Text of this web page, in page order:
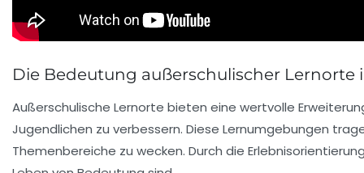
Die Bedeutung außerschulischer Lernorte
Außerschulische Lernorte bieten eine wertvolle
Jugendlichen zu verbessern. Diese Lernumgebungen
Themenbereiche zu wecken. Durch die